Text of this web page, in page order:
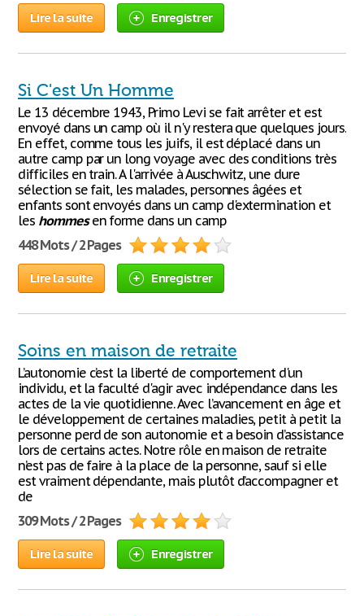
Lire la suite Enregistrer
Si C'est Un Homme
Le 13 décembre 1943, Primo Levi se fait arrêter et est
envoyé dans un camp où il n'y restera que quelques jours.
En effet, comme tous les juifs, il est déplacé dans un
autre camp par un long voyage avec des conditions très
difficiles en train. A l'arrivée à Auschwitz, une dure
sélection se fait, les malades, personnes âgées et
enfants sont envoyés dans un camp d'extermination et
les hommesen forme dans un camp
448 Mots / 2 Pages
Lire la suite Enregistrer
Soins en maison de retraite
L’autonomie c’est la liberté de comportement d'un
individu, et la faculté d'agir avec indépendance dans les
actes de la vie quotidienne. Avec l’avancement en âge et
le développement de certaines maladies, petit à petit la
personne perd de son autonomie et a besoin d’assistance
lors de certains actes. Notre rôle en maison de retraite
n’est pas de faire à la place de la personne, sauf si elle
est vraiment dépendante, mais plutôt d’accompagner et
de
309 Mots / 2 Pages
Lire la suite Enregistrer